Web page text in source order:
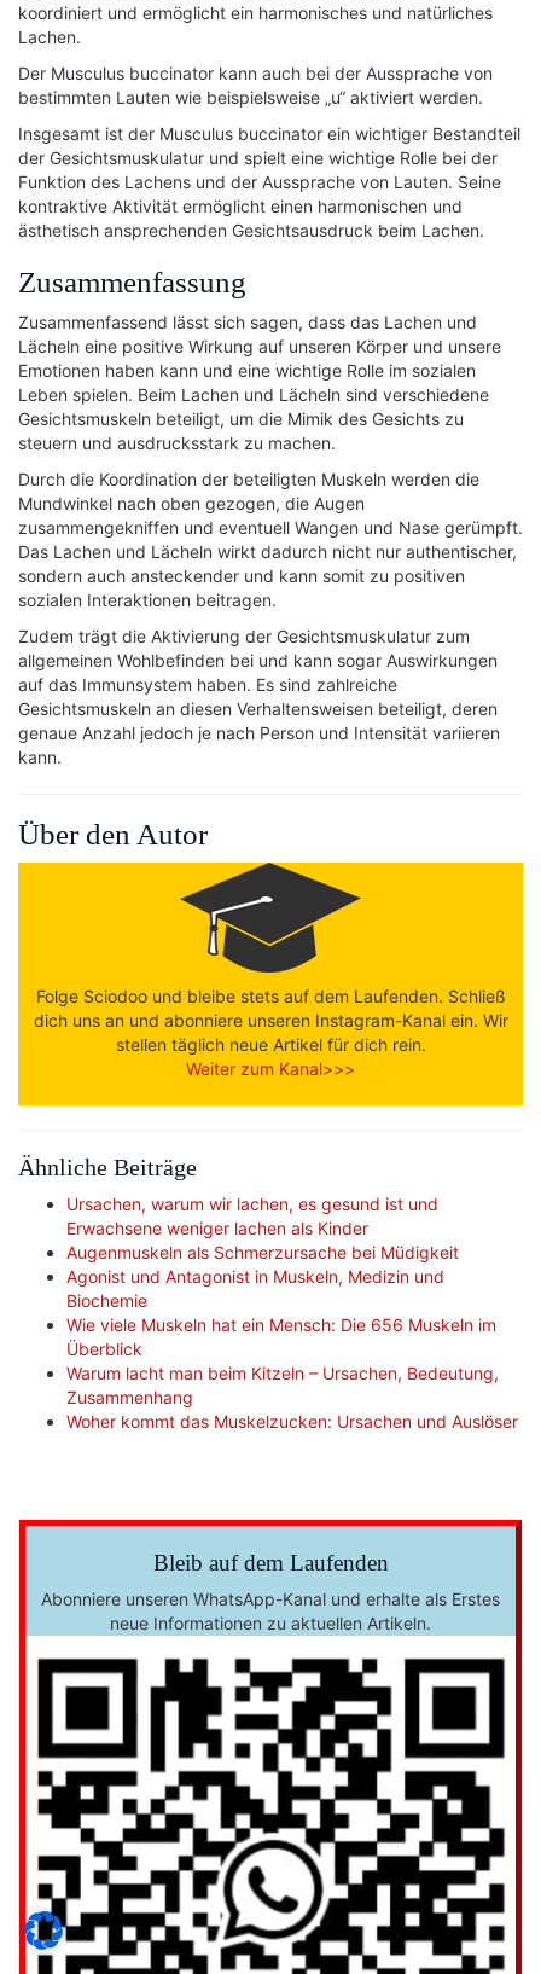
koordiniert und ermöglicht ein harmonisches und natürliches
Lachen.
Der Musculus buccinator kann auch bei der Aussprache von
bestimmten Lauten wie beispielsweise „u“ aktiviert werden.
Insgesamt ist der Musculus buccinator ein wichtiger Bestandteil
der Gesichtsmuskulatur und spielt eine wichtige Rolle bei der
Funktion des Lachens und der Aussprache von Lauten. Seine
kontraktive Aktivität ermöglicht einen harmonischen und
ästhetisch ansprechenden Gesichtsausdruck beim Lachen.
Zusammenfassung
Zusammenfassend lässt sich sagen, dass das Lachen und
Lächeln eine positive Wirkung auf unseren Körper und unsere
Emotionen haben kann und eine wichtige Rolle im sozialen
Leben spielen. Beim Lachen und Lächeln sind verschiedene
Gesichtsmuskeln beteiligt, um die Mimik des Gesichts zu
steuern und ausdrucksstark zu machen.
Durch die Koordination der beteiligten Muskeln werden die
Mundwinkel nach oben gezogen, die Augen
zusammengekniffen und eventuell Wangen und Nase gerümpft.
Das Lachen und Lächeln wirkt dadurch nicht nur authentischer,
sondern auch ansteckender und kann somit zu positiven
sozialen Interaktionen beitragen.
Zudem trägt die Aktivierung der Gesichtsmuskulatur zum
allgemeinen Wohlbefinden bei und kann sogar Auswirkungen
auf das Immunsystem haben. Es sind zahlreiche
Gesichtsmuskeln an diesen Verhaltensweisen beteiligt, deren
genaue Anzahl jedoch je nach Person und Intensität variieren
kann.
Über den Autor
Folge Sciodoo und bleibe stets auf dem Laufenden. Schließ
dich uns an und abonniere unseren Instagram-Kanal ein. Wir
stellen täglich neue Artikel für dich rein.
Weiter zum Kanal>>>
Ähnliche Beiträge
Ursachen, warum wir lachen, es gesund ist und
Erwachsene weniger lachen als Kinder
Augenmuskeln als Schmerzursache bei Müdigkeit
Agonist und Antagonist in Muskeln, Medizin und
Biochemie
Wie viele Muskeln hat ein Mensch: Die 656 Muskeln im
Überblick
Warum lacht man beim Kitzeln – Ursachen, Bedeutung,
Zusammenhang
Woher kommt das Muskelzucken: Ursachen und Auslöser
Bleib auf dem Laufenden
Abonniere unseren WhatsApp-Kanal und erhalte als Erstes
neue Informationen zu aktuellen Artikeln.